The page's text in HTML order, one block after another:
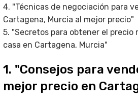
4. "Técnicas de negociación para
Cartagena, Murcia al mejor precio"
5. "Secretos para obtener el precio
casa en Cartagena, Murcia"
1. "Consejos para
mejor precio en